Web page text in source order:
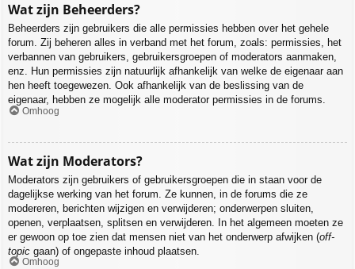
Wat zijn Beheerders?
Beheerders zijn gebruikers die alle permissies hebben over het gehele
forum. Zij beheren alles in verband met het forum, zoals: permissies, het
verbannen van gebruikers, gebruikersgroepen of moderators aanmaken,
enz. Hun permissies zijn natuurlijk afhankelijk van welke de eigenaar aan
hen heeft toegewezen. Ook afhankelijk van de beslissing van de
eigenaar, hebben ze mogelijk alle moderator permissies in de forums.
Omhoog
Wat zijn Moderators?
Moderators zijn gebruikers of gebruikersgroepen die in staan voor de
dagelijkse werking van het forum. Ze kunnen, in de forums die ze
modereren, berichten wijzigen en verwijderen; onderwerpen sluiten,
openen, verplaatsen, splitsen en verwijderen. In het algemeen moeten ze
er gewoon op toe zien dat mensen niet van het onderwerp afwijken (off-
topic gaan) of ongepaste inhoud plaatsen.
Omhoog